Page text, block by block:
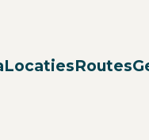
LocatiesRoutes